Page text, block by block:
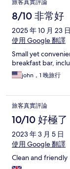
旅客真實評論
8/10 非常好
2025 年 10 月 23 日
使用 Google 翻譯
Small yet
breakfast bar,
john，1 晚旅行
旅客真實評論
10/10 好極了
2023 年 3 月 5 日
使用 Google 翻譯
Clean and friendly